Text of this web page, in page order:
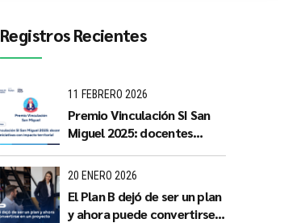
Registros Recientes
11 FEBRERO 2026
Premio Vinculación SI San
Miguel 2025: docentes
con impacto territorial
20 ENERO 2026
El Plan B dejó de ser un plan
y ahora puede convertirse